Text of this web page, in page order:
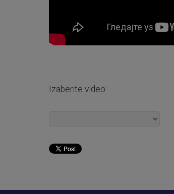
Izaberite video: